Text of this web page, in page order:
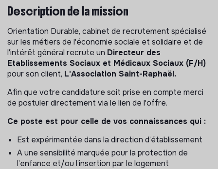
Description de la mission
Orientation Durable, cabinet de recrutement spécialisé
sur les métiers de l'économie sociale et solidaire et de
l'intérêt général recrute un Directeur des
Etablissements Sociaux et Médicaux Sociaux (F/H)
pour son client, L'Association Saint-Raphaël.
Afin que votre candidature soit prise en compte merci
de postuler directement via le lien de l'offre.
Ce poste est pour celle de vos connaissances qui :
Est expérimentée dans la direction d’établissement
A une sensibilité marquée pour la protection de
l’enfance et/ou l’insertion par le logement